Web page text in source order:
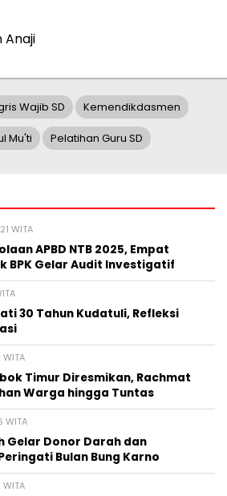
Anaji
Wajib SD Kemendikdasmen
Mu'ti Pelatihan Guru SD
WITA
APBD NTB 2025, Empat
BPK Gelar Audit Investigatif
30 Tahun Kudatuli, Refleksi
Timur Diresmikan, Rachmat
Warga hingga Tuntas
WITA
Gelar Donor Darah dan
Bulan Bung Karno